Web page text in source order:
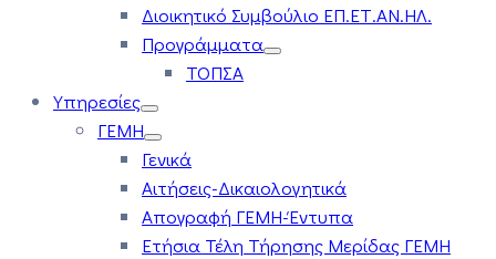
Διοικητικό Συμβούλιο ΕΠ.ΕΤ.ΑΝ.ΗΛ.
Προγράμματα
ΤΟΠΣΑ
Υπηρεσίες
ΓΕΜΗ
Γενικά
Αιτήσεις-Δικαιολογητικά
Απογραφή ΓΕΜΗ-Έντυπα
Ετήσια Τέλη Τήρησης Μερίδας ΓΕΜΗ